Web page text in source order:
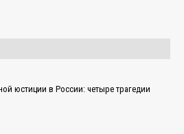
юстиции в России: четыре трагедии